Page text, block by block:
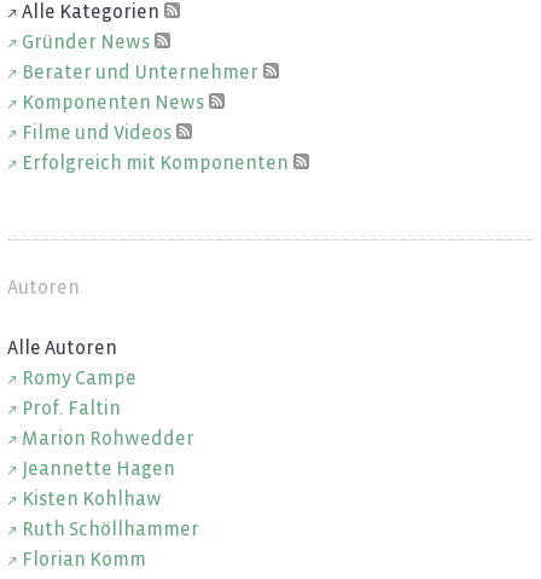
Alle Ka­te­go­ri­en
Grün­der News
Be­ra­ter und Un­ter­neh­mer
Kom­po­nen­ten News
Filme und Vi­de­os
Er­folg­reich mit Kom­po­nen­ten
Autoren
Alle Au­to­ren
Romy Campe
Prof. Fal­tin
Ma­ri­on Roh­wed­der
Jean­net­te Hagen
Kis­ten Kohl­haw
Ruth Schöll­ham­mer
Flo­ri­an Komm